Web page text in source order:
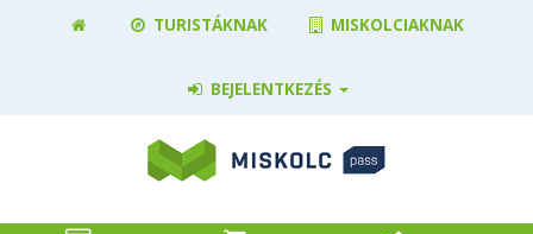
TURISTÁKNAK MISKOLCIAKNAK
BEJELENTKEZÉS